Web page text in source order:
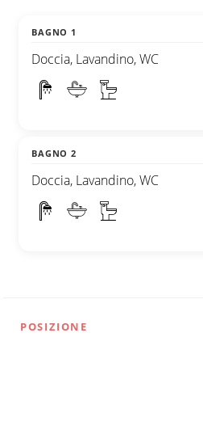
BAGNO 1
Doccia, Lavandino, WC
BAGNO 2
Doccia, Lavandino, WC
POSIZIONE